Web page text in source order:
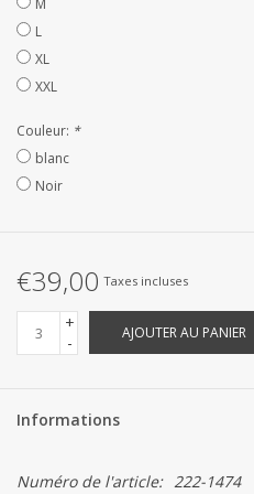
Linge de Plage
SUR MESURE
Yacht et voiliers, serviettes
Vêtements d'intérieur et de
Marques
M
L
XL
XXL
Couleur: *
blanc
Noir
€39,00 Taxes incluses
+
-
AJOUTER AU PANIER
Informations
Numéro de l'article: 222-1474